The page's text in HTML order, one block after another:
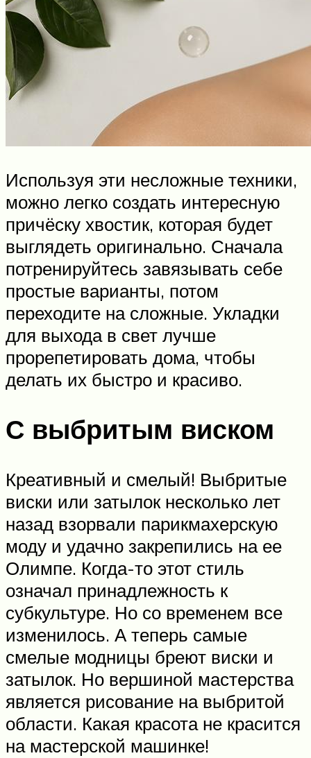
Используя эти несложные техники,
можно легко создать интересную
причёску хвостик, которая будет
выглядеть оригинально. Сначала
потренируйтесь завязывать себе
простые варианты, потом
переходите на сложные. Укладки
для выхода в свет лучше
прорепетировать дома, чтобы
делать их быстро и красиво.
С выбритым виском
Креативный и смелый! Выбритые
виски или затылок несколько лет
назад взорвали парикмахерскую
моду и удачно закрепились на ее
Олимпе. Когда-то этот стиль
означал принадлежность к
субкультуре. Но со временем все
изменилось. А теперь самые
смелые модницы бреют виски и
затылок. Но вершиной мастерства
является рисование на выбритой
области. Какая красота не красится
на мастерской машинке!